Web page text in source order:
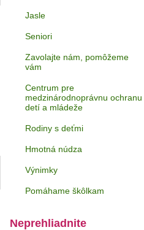
Jasle
Seniori
Zavolajte nám, pomôžeme
vám
Centrum pre
medzinárodnoprávnu ochranu
detí a mládeže
Rodiny s deťmi
Hmotná núdza
Výnimky
Pomáhame škôlkam
Neprehliadnite